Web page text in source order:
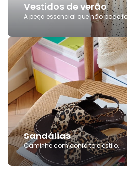
Vestidos de verão
A peça essencial que não pode
Sandálias
Caminhe com conforto e estilo.
Sandálias